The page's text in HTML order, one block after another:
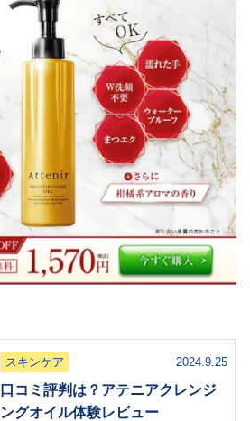
スキンケア 2024.9.25
口コミ評判は？アテニアクレンジ
ングオイル体験レビュー